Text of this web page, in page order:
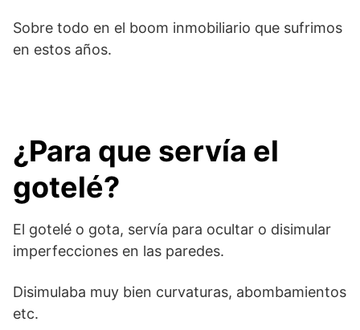
Sobre todo en el boom inmobiliario que sufrimos
en estos años.
¿Para que servía el
gotelé?
El gotelé o gota, servía para ocultar o disimular
imperfecciones en las paredes.
Disimulaba muy bien curvaturas, abombamientos
etc.